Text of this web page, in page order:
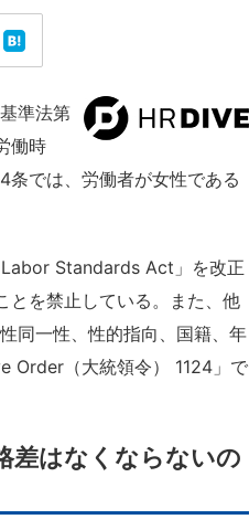
準法第
働時
条では、労働者が女性である
Standards Act」を改正
とを禁止している。また、他
同一性、性的指向、国籍、年
Order（大統領令） 1124」で
はなくならないの